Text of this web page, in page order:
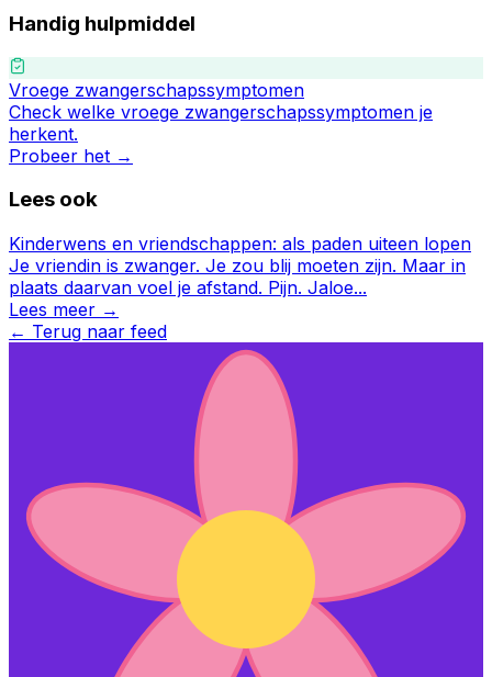
Handig hulpmiddel
Vroege zwangerschapssymptomen
Check welke vroege zwangerschapssymptomen je
herkent.
Probeer het →
Lees ook
Kinderwens en vriendschappen: als paden uiteen lopen
Je vriendin is zwanger. Je zou blij moeten zijn. Maar in
plaats daarvan voel je afstand. Pijn. Jaloe...
Lees meer →
← Terug naar feed